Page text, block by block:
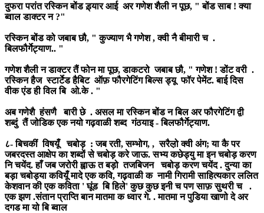
दुफरा परांत रस्किन बोंड ड़्यार आई अर गणेश शैली न पूछ, " बोंड साब ! क्या
ब्वाल डाक्टर न ?"
रस्किन बोंड को जबाब छौ, " कुज्याण भै गणेश , क्वी नै बीमारी च .
बिलफौर्गेट्याण.. "
गणेश शैली न डाक्टर तैं फोन मा पूछ, डाकटरो जबाब छौ, " गणेश ! डोंट वरी .
रस्किन हैज स्टार्टेड हैबिट ऑफ़ फौरगेटिंग बिल्स ड्यू फॉर पेमेंट. बाई दिस
वीक एंड ही विल बि ओ.के . "
अब गणेशै हंसणै बारी छे . असल मा रस्किन बोंड न बिल अर फौरगेटिंग द्वी
शब्दुं तैं जोडिक एक नयो गढ़वाळी शब्द गंठयाइ - बिलफौर्गेट्याण.
८- बिचकीं विषयूँ चबोड़ : जब रती, सम्भोग, , सरैल़ो क्वी अंग; या कै पर
जबरदस्त आक्षेप का शब्दों से चबोड़ करे जाऊ. सभ्य कछेड्यु मा इन चबोड़ करण
नि चयेंद. हाँ जब जरोरी ह्वाऊ त बड़ो तजबिजन चबोड़ करण चयेंद . दुन्या का
बड़ा चबोड्या कवियूँ मादे एक कवि, गढ़वाळी क नामी गिरामी साहित्यकार ललित
केशवान की एक कविता ' घूंड बि हिले' कुछ कुछ इनी च पण साफ़ सुथरी च .
एक झण .संतान प्राप्ति बान मातमा क ध्वार गे. . मातमा न पुडिया खाणो दे अर
दगड मा यो बि ब्वाल